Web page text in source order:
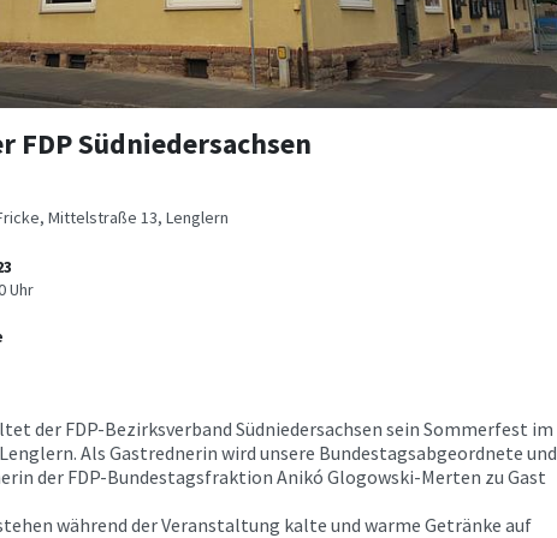
FDP Südniedersachsen
Mittelstraße 13, Lenglern
der FDP-Bezirksverband Südniedersachsen sein Sommerfest im
Als Gastrednerin wird unsere Bundestagsabgeordnete und
der FDP-Bundestagsfraktion Anikó Glogowski-Merten zu Gast
während der Veranstaltung kalte und warme Getränke auf